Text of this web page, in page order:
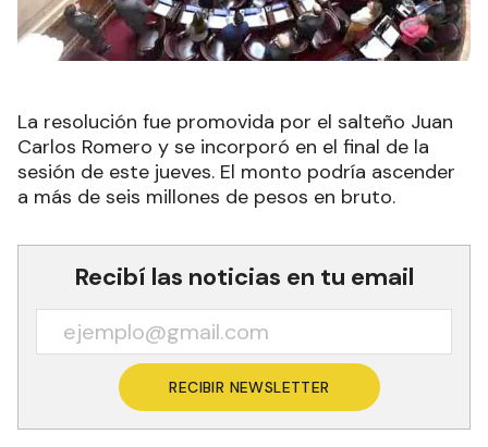
La resolución fue promovida por el salteño Juan
Carlos Romero y se incorporó en el final de la
sesión de este jueves. El monto podría ascender
a más de seis millones de pesos en bruto.
Recibí las noticias en tu email
RECIBIR NEWSLETTER